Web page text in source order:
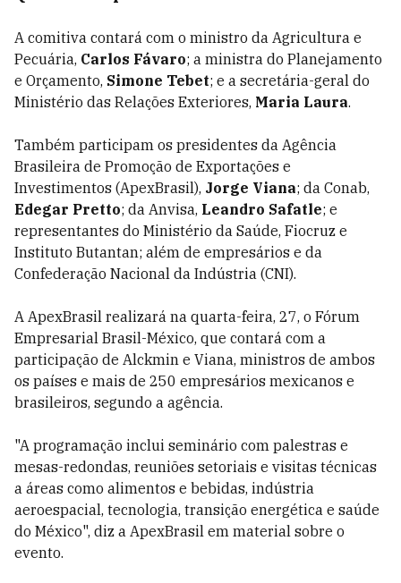
A comitiva contará com o ministro da Agricultura e
Pecuária, Carlos Fávaro; a ministra do Planejamento
e Orçamento, Simone Tebet; e a secretária-geral do
Ministério das Relações Exteriores, Maria Laura.
Também participam os presidentes da Agência
Brasileira de Promoção de Exportações e
Investimentos (ApexBrasil), Jorge Viana; da Conab,
Edegar Pretto; da Anvisa, Leandro Safatle; e
representantes do Ministério da Saúde, Fiocruz e
Instituto Butantan; além de empresários e da
Confederação Nacional da Indústria (CNI).
A ApexBrasil realizará na quarta-feira, 27, o Fórum
Empresarial Brasil-México, que contará com a
participação de Alckmin e Viana, ministros de ambos
os países e mais de 250 empresários mexicanos e
brasileiros, segundo a agência.
"A programação inclui seminário com palestras e
mesas-redondas, reuniões setoriais e visitas técnicas
a áreas como alimentos e bebidas, indústria
aeroespacial, tecnologia, transição energética e saúde
do México", diz a ApexBrasil em material sobre o
evento.